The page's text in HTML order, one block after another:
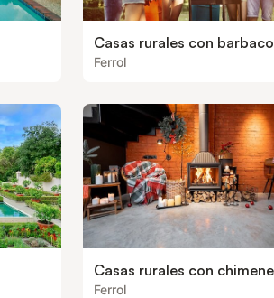
Casas rurales con
Ferrol
Casas rurales con
Ferrol